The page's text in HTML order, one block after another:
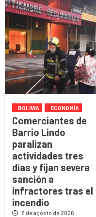
BOLIVIA ECONOMÍA
Comerciantes de
Barrio Lindo
paralizan
actividades tres
días y fijan severa
sanción a
infractores tras el
incendio
8 de agosto de 2026